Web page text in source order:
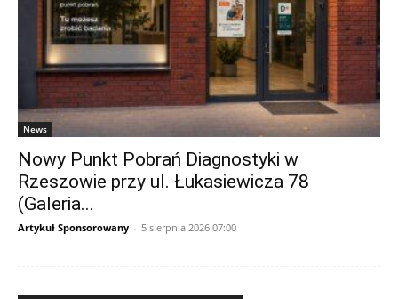
News
Nowy Punkt Pobrań Diagnostyki w
Rzeszowie przy ul. Łukasiewicza 78
(Galeria...
Artykuł Sponsorowany - 5 sierpnia 2026 07:00